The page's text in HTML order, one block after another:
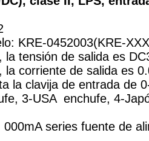
KRE-0452003(KRE-
la tensión de salida es
la corriente de salida es
la clavija de entrada de
3-USA enchufe, 4-
series fuente de